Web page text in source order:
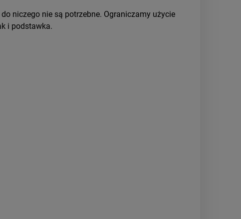
niczego nie są potrzebne. Ograniczamy użycie
i podstawka.